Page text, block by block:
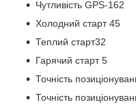
Чутливість GPS-162
Холодний старт 45
Теплий старт32
Гарячий старт 5
Точність
Точність